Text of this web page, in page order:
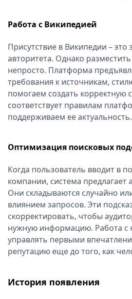
Работа с Википедией
Присутствие в Википедии – это
авторитета. Однако
непросто. Платформа
требования к источникам,
помогаем создать корректную
соответствует правилам
поддерживаем ее актуальность.
Оптимизация поисковых
Когда пользователь вводит в
компании, система предлагает
Они складываются случайно
влиянием запросов. Эти
скорректировать, чтобы
нужную информацию. Работа с
управлять первыми
репутацию еще до того, как
История появления